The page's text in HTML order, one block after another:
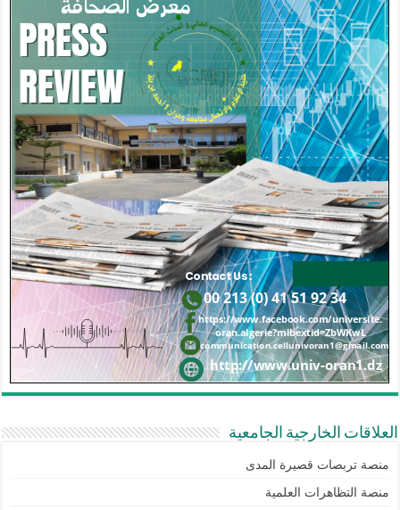
العلاقات الخارجية الجامعية
منصة تربصات قصيرة المدى
منصة التظاهرات العلمية